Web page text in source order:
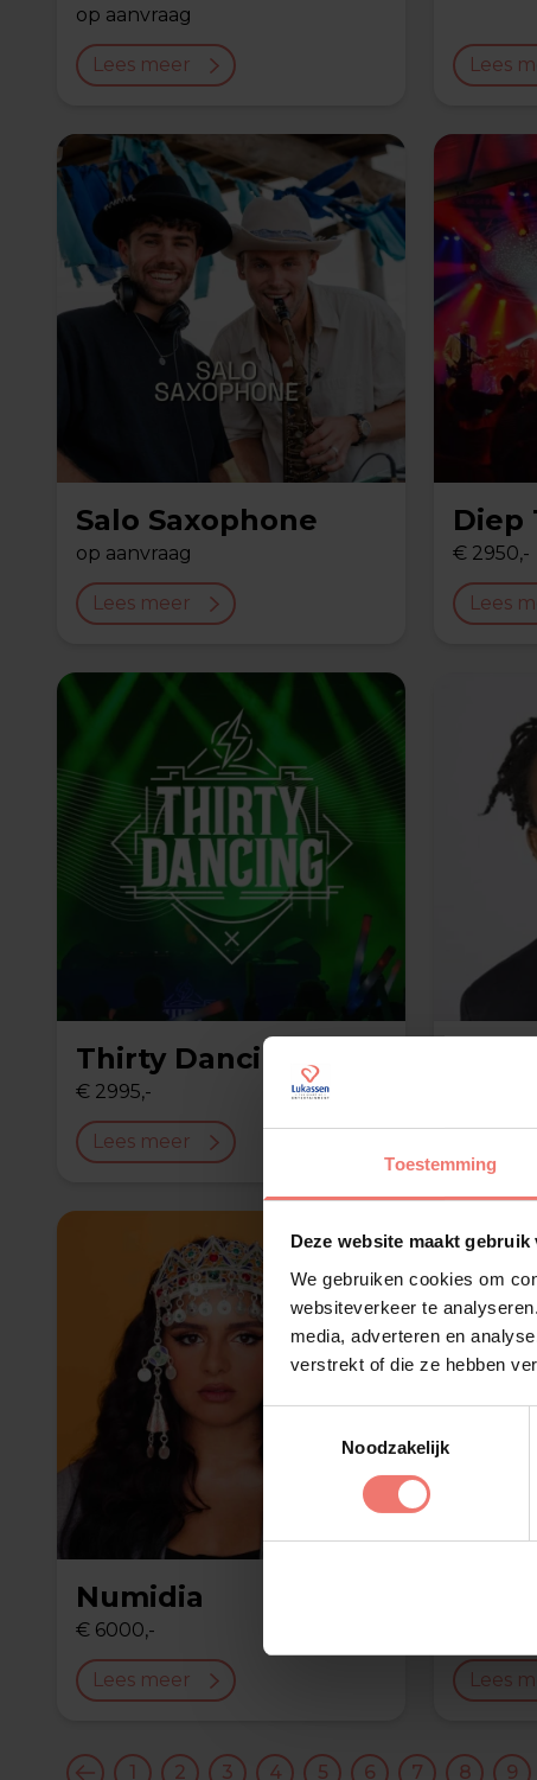
Toestemming
Deze website maakt gebruik
We gebruiken cookies om
websiteverkeer te
media, adverteren en
verstrekt of die ze hebben
Noodzakelijk
op aanvraag
Lees meer Lees
Salo Saxophone
op aanvraag
Lees meer
Diep
€ 2950,-
Lees
Thirty Dancing
€ 2995,-
Lees meer
Numidia
€ 6000,-
Lees meer Lees
1 2 3 4 5 6 7 8 9